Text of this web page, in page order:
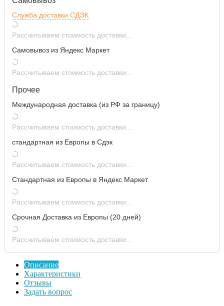
Служба доставки СДЭК
Рассчитываем стоимость доставки...
Самовывоз из Яндекс Маркет
Рассчитываем стоимость доставки...
Прочее
Международная доставка (из РФ за границу)
Рассчитываем стоимость доставки...
cтандартная из Европы в Сдэк
Рассчитываем стоимость доставки...
Стандартная из Европы в Яндекс Маркет
Рассчитываем стоимость доставки...
Срочная Доставка из Европы (20 дней)
Рассчитываем стоимость доставки...
Описание
Характеристики
Отзывы
Задать вопрос